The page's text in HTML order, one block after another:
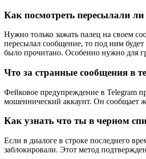
Как посмотреть пересылали ли
Нужно только зажать палец на своем
пересылал сообщение, то под ним
было прочитано. Особенно нужно для
Что за странные сообщения в
Фейковое предупреждение в Telegram
мошеннический аккаунт. Он сообщает
Как узнать что ты в черном
Если в диалоге в строке последнего
заблокировали. Этот метод